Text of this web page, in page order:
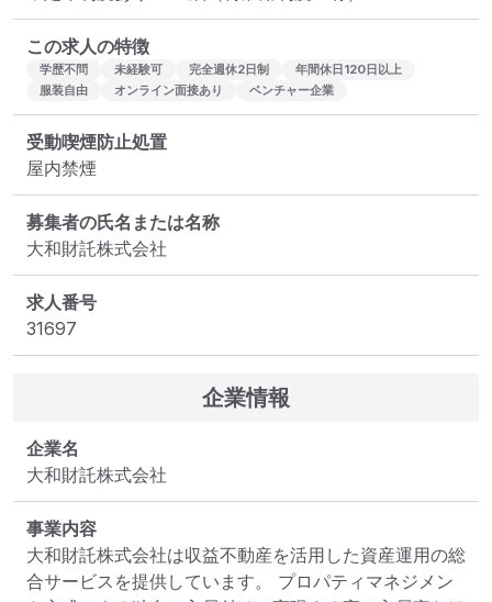
この求人の特徴
学歴不問 未経験可 完全週休2日制
年間休日120日以上
服装自由
オンライン面接あり ベンチャー企業
受動喫煙防止処置
屋内禁煙
募集者の氏名または名称
大和財託株式会社
求人番号
31697
企業情報
企業名
大和財託株式会社
事業内容
大和財託株式会社は収益不動産を活用した資産運用の総
合サービスを提供しています。 プロパティマネジメン